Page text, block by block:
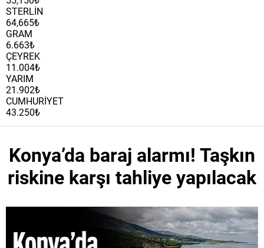
STERLİN
64,665₺
GRAM
6.663₺
ÇEYREK
11.004₺
YARIM
21.902₺
CUMHURİYET
43.250₺
Konya’da baraj alarmı! Taşkın
riskine karşı tahliye yapılacak